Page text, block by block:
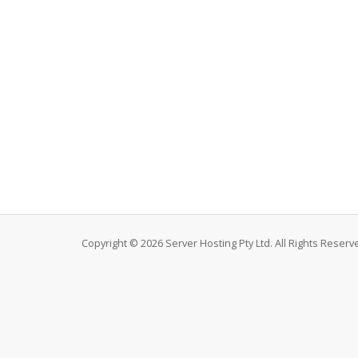
Copyright © 2026 Server Hosting Pty Ltd. All Rights